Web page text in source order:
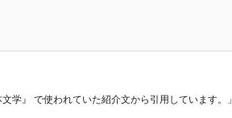
学』 で使われていた紹介文から引用しています。」